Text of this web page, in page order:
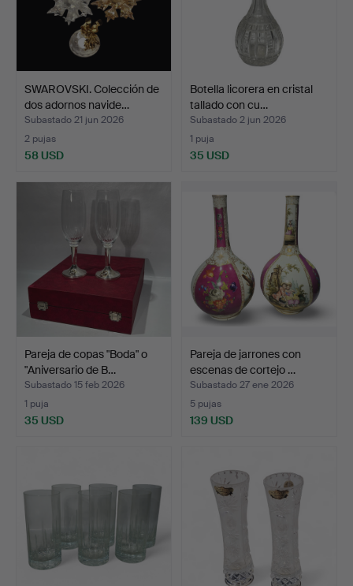
SWAROVSKI. Colección de
dos adornos navide…
Subastado 21 jun 2026
2 pujas
58 USD
Botella licorera en cristal
tallado con cu…
Subastado 2 jun 2026
1 puja
35 USD
Pareja de copas "Boda" o
"Aniversario de B…
Subastado 15 feb 2026
1 puja
35 USD
Pareja de jarrones con
escenas de cortejo …
Subastado 27 ene 2026
5 pujas
139 USD